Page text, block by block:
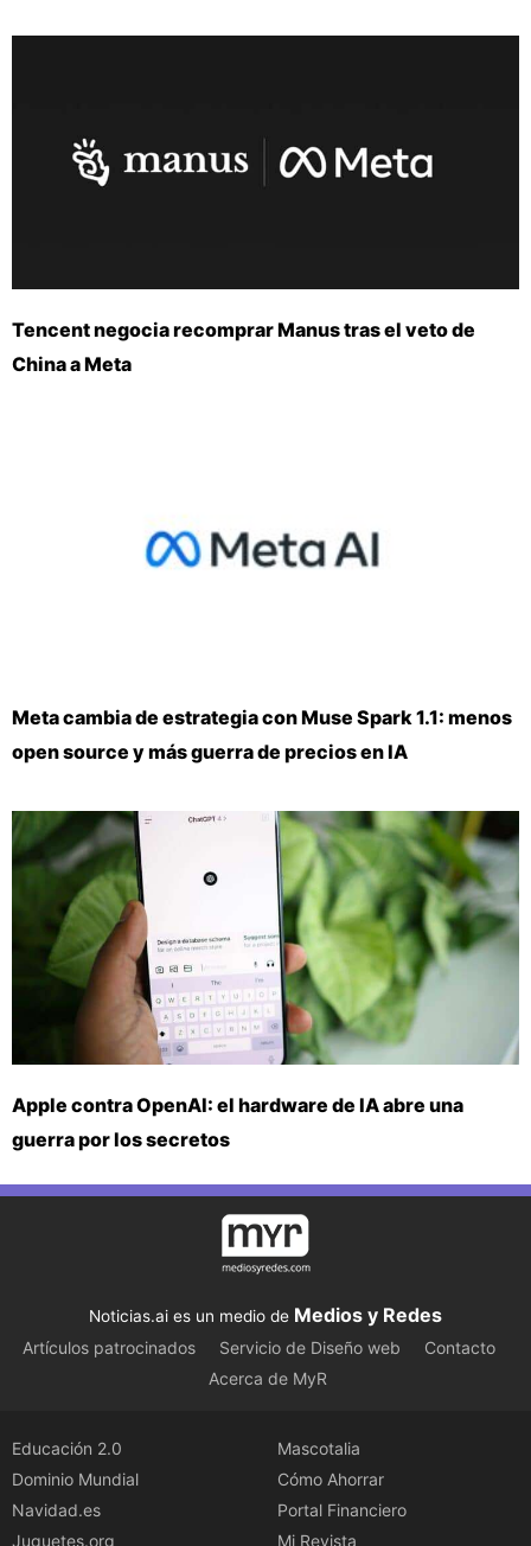
Tencent negocia recomprar Manus tras el veto de
China a Meta
Meta cambia de estrategia con Muse Spark 1.1: menos
open source y más guerra de precios en IA
Apple contra OpenAI: el hardware de IA abre una
guerra por los secretos
Noticias.ai es un medio de Medios y Redes
Artículos patrocinados Servicio de Diseño web
Contacto
Acerca de MyR
Educación 2.0
Dominio Mundial
Navidad.es
Juguetes.org
Mascotalia
Cómo Ahorrar
Portal Financiero
Mi Revista